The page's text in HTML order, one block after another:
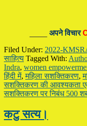
अपने विचार
Filed Under: 2022-
साहित्य Tagged With:
Indra, women
हिंदी में,महिला सशक्तिकरण,
सशक्तिकरण की आवश्यकता
सशक्तिकरण पर निबंध 500
कटु सत्य।